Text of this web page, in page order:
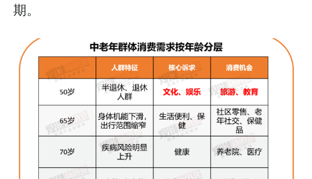
期。